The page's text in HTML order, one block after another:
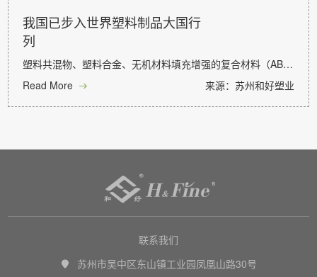
我国已步入世界塑料制品大国行
列
塑料共混物、塑料合金、无机材料填充增强的复合材料（ABC）将成为明日塑料之星…
Read More
 来源：苏州和好塑业

联系我们
 苏州市吴中区东山镇工业园凤凰山路30号